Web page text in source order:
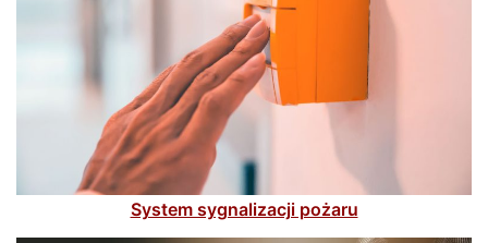
System sygnalizacji pożaru